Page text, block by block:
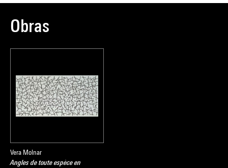
Obras
Vera Molnar
Angles de toute espèce en